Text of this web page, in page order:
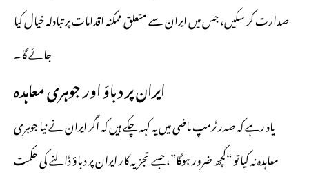
صدارت کر سکیں، جس میں ایران سے متعلق ممکنہ اقدامات پر تبادلہ خیال کیا
جائے گا۔
ایران پر دباؤ اور جوہری معاہدہ
یاد رہے کہ صدر ٹرمپ ماضی میں یہ کہہ چکے ہیں کہ اگر ایران نے نیا جوہری
معاہدہ نہ کیا تو “کچھ ضرور ہوگا”، جسے تجزیہ کار ایران پر دباؤ ڈالنے کی حکمت